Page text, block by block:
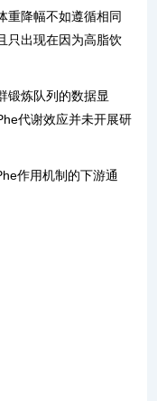
降幅不如遵循相同
只出现在因为高脂饮
炼队列的数据显
代谢效应并未开展研
作用机制的下游通